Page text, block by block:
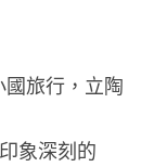
旅行，立陶
象深刻的